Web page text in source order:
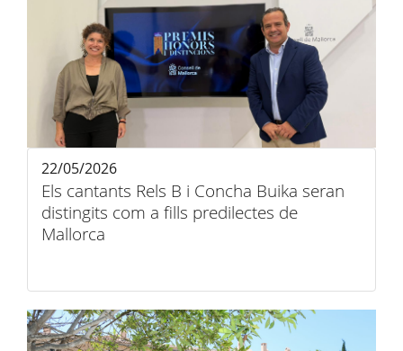
Els cantants Rels B i Concha Buika seran
distingits com a fills predilectes de
Mallorca
22/05/2026